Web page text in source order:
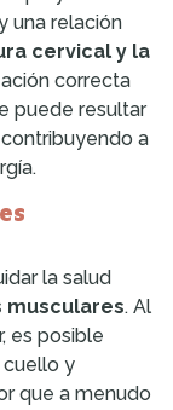
una relación
cervical y la
correcta
puede resultar
a
la salud
musculares. Al
es posible
cuello y
que a menudo